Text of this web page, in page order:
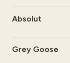
Absolut
Grey Goose